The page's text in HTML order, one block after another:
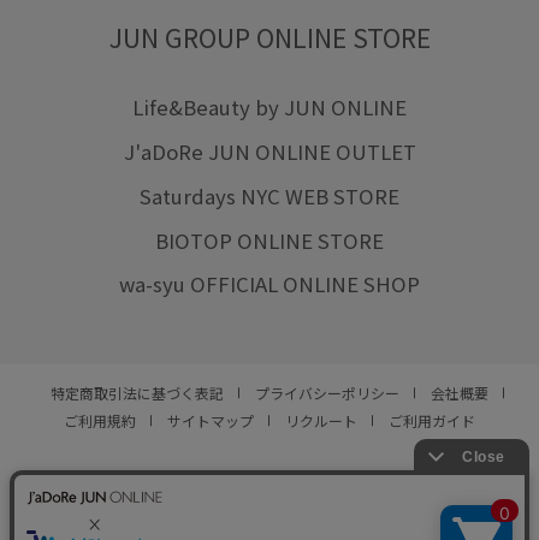
JUN GROUP ONLINE STORE
Life&Beauty by JUN ONLINE
J'aDoRe JUN ONLINE OUTLET
Saturdays NYC WEB STORE
BIOTOP ONLINE STORE
wa-syu OFFICIAL ONLINE SHOP
特定商取引法に基づく表記 プライバシーポリシー
会社概要
ご利用規約
サイトマップ リクルート ご利用ガイド